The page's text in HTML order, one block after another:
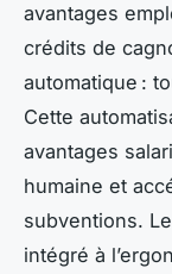
avantages
crédits de
automatique :
Cette
avantages
humaine et
subventions.
intégré à